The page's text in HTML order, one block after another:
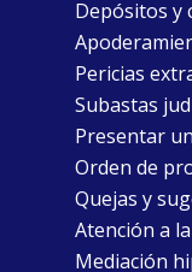
Depósitos y
Pericias
Subastas
Presentar
Orden de
Quejas y
Atención a
Mediación